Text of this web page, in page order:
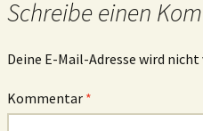
Schreibe einen
Deine E-Mail-Adresse wird
Kommentar *